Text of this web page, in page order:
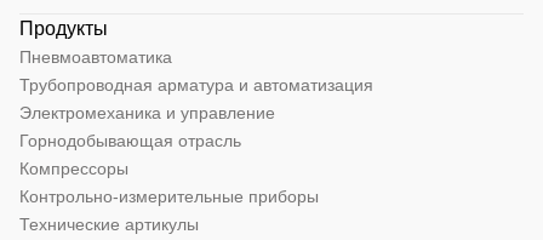
Продукты
Пневмоавтоматика
Трубопроводная арматура и автоматизация
Электромеханика и управление
Горнодобывающая отрасль
Компрессоры
Контрольно-измерительные приборы
Технические артикулы